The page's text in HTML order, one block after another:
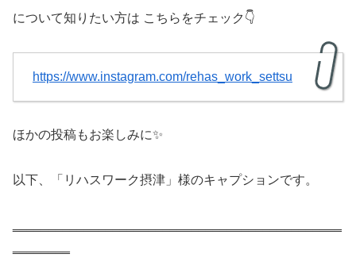
について知りたい方は こちらをチェック👇
https://www.instagram.com/rehas_work_settsu
ほかの投稿もお楽しみに✨
以下、「リハスワーク摂津」様のキャプションです。